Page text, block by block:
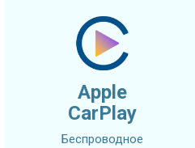
Apple
CarPlay
Беспроводное